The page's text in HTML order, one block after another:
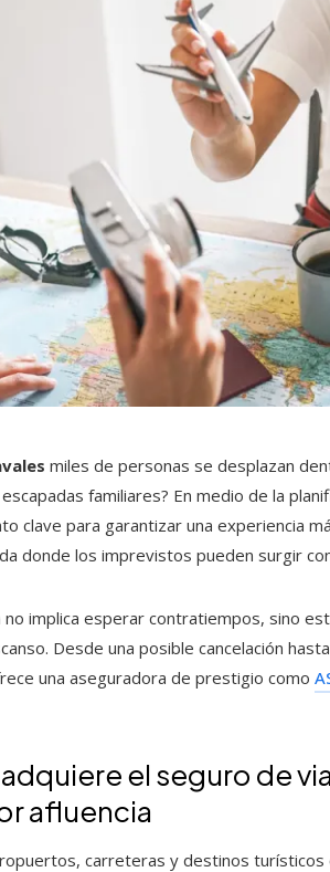
miles de personas se desplazan
familiares? En medio de la
clave para garantizar una experiencia
donde los imprevistos pueden surgir
no implica esperar contratiempos, sino
Desde una posible cancelación
una aseguradora de prestigio como
el seguro de
afluencia
carreteras y destinos turísticos